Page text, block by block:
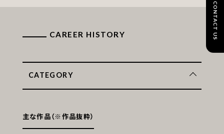
CAREER HISTORY
CATEGORY
主な作品（※作品抜粋）
CONTACT US